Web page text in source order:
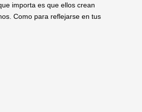
importa es que ellos crean
Como para reflejarse en tus